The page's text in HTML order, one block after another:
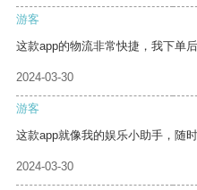
游客
这款app的物流非常快捷，我下单
2024-03-30
游客
这款app就像我的娱乐小助手，随
2024-03-30